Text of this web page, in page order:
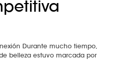
Durante mucho tiempo,
belleza estuvo marcada por